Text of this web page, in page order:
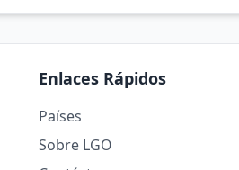
Enlaces Rápidos
Países
Sobre LGO